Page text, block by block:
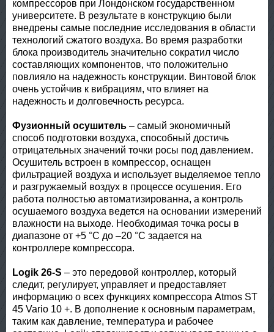
компрессоров при Лондонском государственном
университете. В результате в конструкцию были
внедрены самые последние исследования в области
технологий сжатого воздуха. Во время разработки
блока производитель значительно сократил число
составляющих компонентов, что положительно
повлияло на надежность конструкции. Винтовой блок
очень устойчив к вибрациям, что влияет на
надежность и долговечность ресурса.
Фузионный осушитель – самый экономичный
способ подготовки воздуха, способный достичь
отрицательных значений точки росы под давлением.
Осушитель встроен в компрессор, оснащен
фильтрацией воздуха и использует выделяемое тепло
и разгружаемый воздух в процессе осушения. Его
работа полностью автоматизированна, а контроль
осушаемого воздуха ведется на основании измерений
влажности на выходе. Необходимая точка росы в
диапазоне от +5 °C до –20 °C задается на
контроллере компрессора.
Logik 26-S – это передовой контроллер, который
следит, регулирует, управляет и предоставляет
информацию о всех функциях компрессора Atmos ST
45 Vario 10 +. В дополнение к основным параметрам,
таким как давление, температура и рабочее